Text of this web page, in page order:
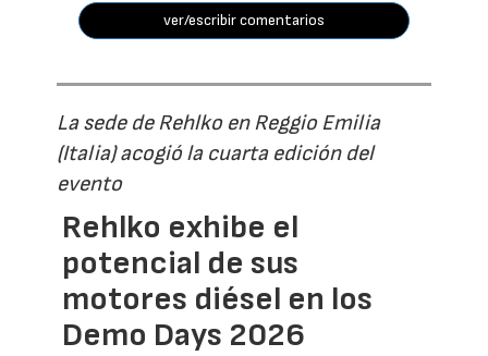
ver/escribir comentarios
La sede de Rehlko en Reggio Emilia
(Italia) acogió la cuarta edición del
evento
Rehlko exhibe el
potencial de sus
motores diésel en los
Demo Days 2026